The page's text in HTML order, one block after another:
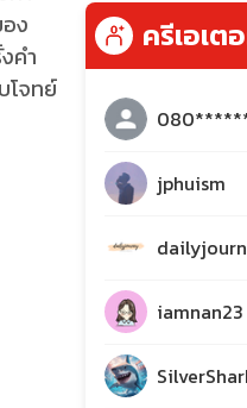
ง
คำ
โจทย์
ครีเอเต
jphuism
iamnan23